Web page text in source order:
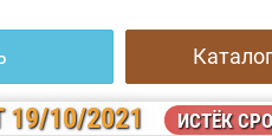
19/10/2021 ИСТЁК